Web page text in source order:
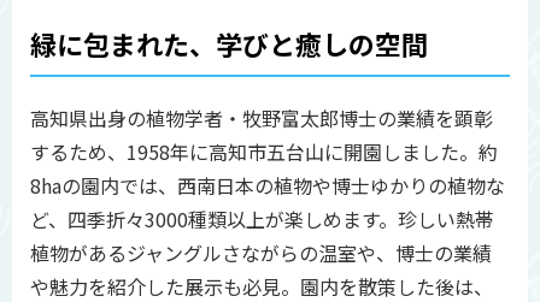
緑に包まれた、学びと癒しの空間
高知県出身の植物学者・牧野富太郎博士の業績を顕彰
するため、1958年に高知市五台山に開園しました。約
8haの園内では、西南日本の植物や博士ゆかりの植物な
ど、四季折々3000種類以上が楽しめます。珍しい熱帯
植物があるジャングルさながらの温室や、博士の業績
や魅力を紹介した展示も必見。園内を散策した後は、